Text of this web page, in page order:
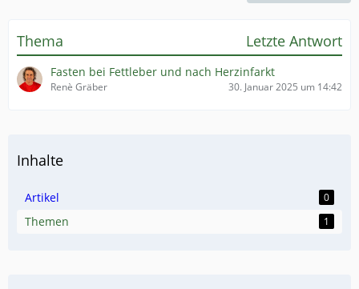
Thema Letzte Antwort
Fasten bei Fettleber und nach Herzinfarkt
Renè Gräber 30. Januar 2025 um 14:42
Inhalte
Artikel 0
Themen 1